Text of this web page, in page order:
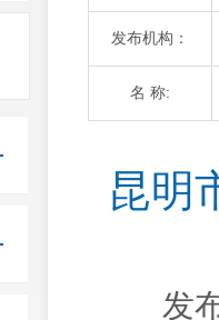
发布机构：
名 称:
昆明
发